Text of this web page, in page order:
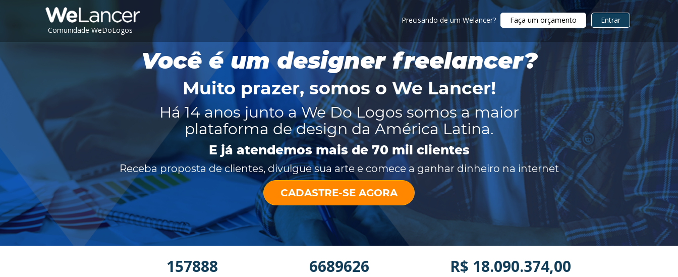
Comunidade WeDoLogos
Precisando de um Welancer? Faça um orçamento Entrar
Você é um designer freelancer?
Muito prazer, somos o We Lancer!
Há 14 anos junto a We Do Logos somos a maior
plataforma de design da América Latina.
E já atendemos mais de 70 mil clientes
Receba proposta de clientes, divulgue sua arte e comece a ganhar dinheiro na internet
CADASTRE-SE AGORA
157888 6689626 R$ 18.090.374,00